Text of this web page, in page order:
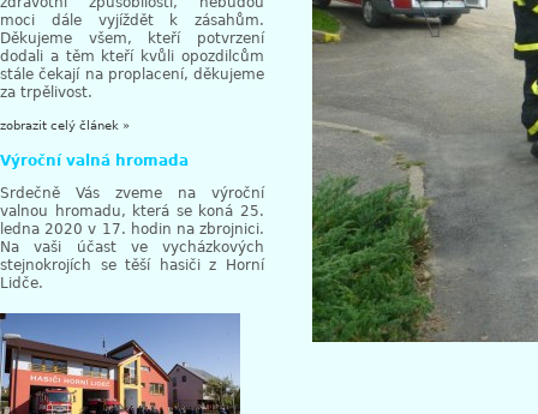
moci dále vyjíždět k zásahům.
Děkujeme všem, kteří potvrzení
dodali a těm kteří kvůli opozdilcům
stále čekají na proplacení, děkujeme
za trpělivost.
zobrazit celý článek »
Výroční valná hromada
Srdečně Vás zveme na výroční
valnou hromadu, která se koná 25.
ledna 2020 v 17. hodin na zbrojnici.
Na vaši účast ve vycházkových
stejnokrojích se těší hasiči z Horní
Lidče.